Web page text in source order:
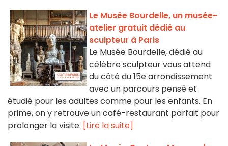
Le Musée Bourdelle, un musée-
atelier gratuit dédié au
sculpteur à Paris
Le Musée Bourdelle, dédié au
célèbre sculpteur vous attend
du côté du 15e arrondissement
avec un parcours pensé et
étudié pour les adultes comme pour les enfants. En
prime, on y retrouve un café-restaurant parfait pour
prolonger la visite. [Lire la suite]